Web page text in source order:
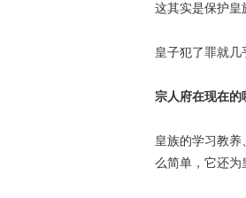
这其实是保护皇
皇子犯了罪就几
宗人府在现在的
皇族的学习教
么简单，它还为